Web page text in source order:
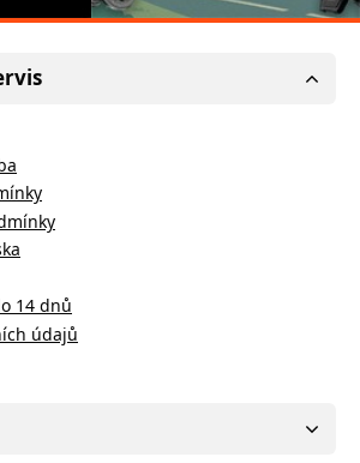
14 dnů
údajů